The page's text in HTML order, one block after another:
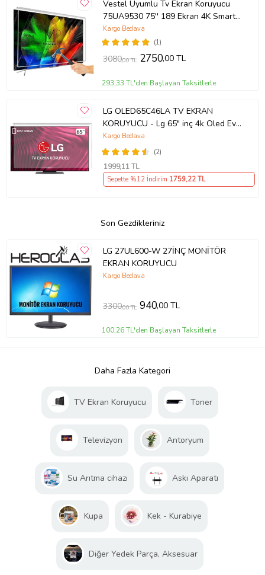
Vestel Uyumlu Tv Ekran Koruyucu
75UA9530 75'' 189 Ekran 4K Smart
Android TV
(1)
Kargo Bedava
3080,00 TL 2750,00 TL
293,33 TL'den Başlayan Taksitlerle
LG OLED65C46LA TV EKRAN
KORUYUCU - Lg 65" inç 4k Oled Evo
Ekran Koruyucu
(2)
Kargo Bedava
1999,11 TL
Sepette %12 İndirim 1759,22 TL
Son Gezdikleriniz
LG 27UL600-W 27İNÇ MONİTÖR
EKRAN KORUYUCU
Kargo Bedava
3300,00 TL 940,00 TL
100,26 TL'den Başlayan Taksitlerle
Daha Fazla Kategori
TV Ekran Koruyucu Toner
Televizyon Antoryum
Su Arıtma cihazı Askı Aparatı
Kupa Kek - Kurabiye
Diğer Yedek Parça, Aksesuar